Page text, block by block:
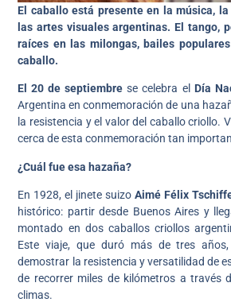
El caballo está presente en la música,
las artes visuales argentinas. El tango,
raíces en las milongas, bailes
caballo.
El 20 de septiembre se celebra el Día
Argentina en conmemoración de una
la resistencia y el valor del caballo criollo.
cerca de esta conmemoración tan
¿Cuál fue esa hazaña?
En 1928, el jinete suizo Aimé Félix
histórico: partir desde Buenos Aires y
montado en dos caballos criollos
Este viaje, que duró más de tres
demostrar la resistencia y versatilidad de
de recorrer miles de kilómetros a través
climas.